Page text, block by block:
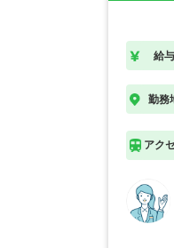
給与
勤務
アク